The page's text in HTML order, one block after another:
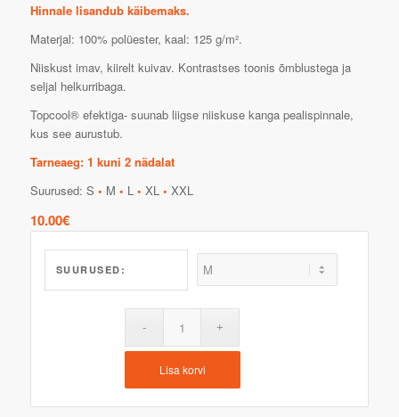
Hinnale lisandub käibemaks.
Materjal: 100% polüester, kaal: 125 g/m².
Niiskust imav, kiirelt kuivav. Kontrastses toonis õmblustega ja
seljal helkurribaga.
Topcool® efektiga- suunab liigse niiskuse kanga pealispinnale,
kus see aurustub.
Tarneaeg: 1 kuni 2 nädalat
Suurused: S • M • L • XL • XXL
10.00€
SUURUSED:
Lisa korvi